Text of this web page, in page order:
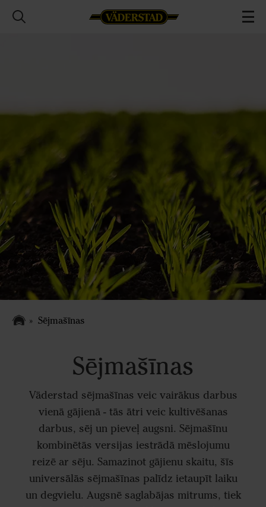
Sējmašīnas
Sējmašīnas
Väderstad sējmašīnas veic vairākus darbus
vienā gājienā - tās ātri veic kultivēšanas
darbus, sēj un pieveļ augsni. Sējmašīnu
kombinētās versijas iestrādā mēslojumu
reizē ar sēju. Samazinot gājienu skaitu, šīs
universālās sējmašīnas palīdz ietaupīt laiku
un degvielu. Augsnē saglabājas mitrums, tiek